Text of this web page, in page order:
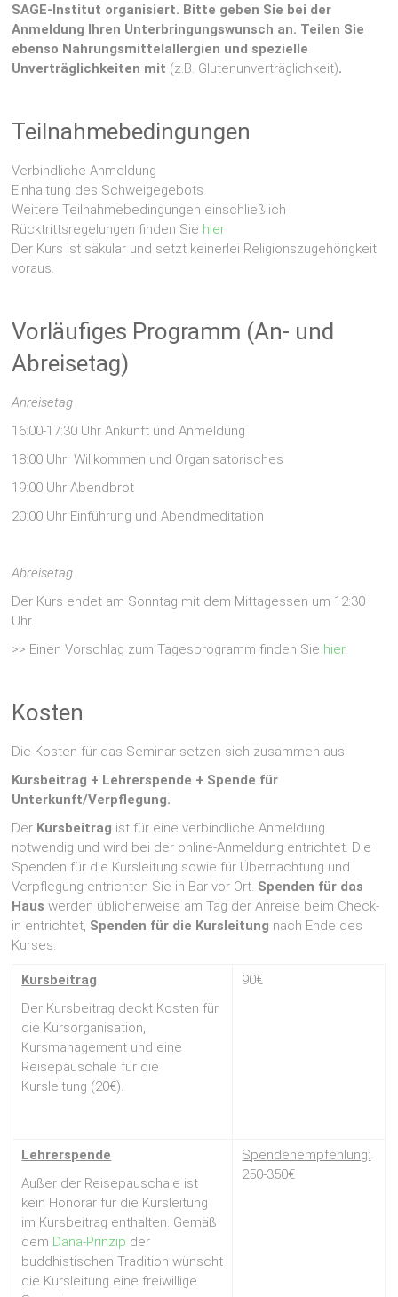
SAGE-Institut organisiert. Bitte geben Sie bei der
Anmeldung Ihren Unterbringungswunsch an. Teilen Sie
ebenso Nahrungsmittelallergien und spezielle
Unverträglichkeiten mit (z.B. Glutenunverträglichkeit).
Teilnahmebedingungen
Verbindliche Anmeldung
Einhaltung des Schweigegebots
Weitere Teilnahmebedingungen einschließlich
Rücktrittsregelungen finden Sie hier
Der Kurs ist säkular und setzt keinerlei Religionszugehörigkeit
voraus.
Vorläufiges Programm (An- und
Abreisetag)
Anreisetag
16:00-17:30 Uhr Ankunft und Anmeldung
18:00 Uhr Willkommen und Organisatorisches
19:00 Uhr Abendbrot
20:00 Uhr Einführung und Abendmeditation
Abreisetag
Der Kurs endet am Sonntag mit dem Mittagessen um 12:30
Uhr.
>> Einen Vorschlag zum Tagesprogramm finden Sie hier.
Kosten
Die Kosten für das Seminar setzen sich zusammen aus:
Kursbeitrag + Lehrerspende + Spende für
Unterkunft/Verpflegung.
Der Kursbeitrag ist für eine verbindliche Anmeldung
notwendig und wird bei der online-Anmeldung entrichtet. Die
Spenden für die Kursleitung sowie für Übernachtung und
Verpflegung entrichten Sie in Bar vor Ort. Spenden für das
Haus werden üblicherweise am Tag der Anreise beim Check-
in entrichtet, Spenden für die Kursleitung nach Ende des
Kurses.
Kursbeitrag
Der Kursbeitrag deckt Kosten für
die Kursorganisation,
Kursmanagement und eine
Reisepauschale für die
Kursleitung (20€).
90€
Lehrerspende
Außer der Reisepauschale ist
kein Honorar für die Kursleitung
im Kursbeitrag enthalten. Gemäß
dem Dana-Prinzip der
buddhistischen Tradition wünscht
die Kursleitung eine freiwillige
Spendenempfehlung:
250-350€